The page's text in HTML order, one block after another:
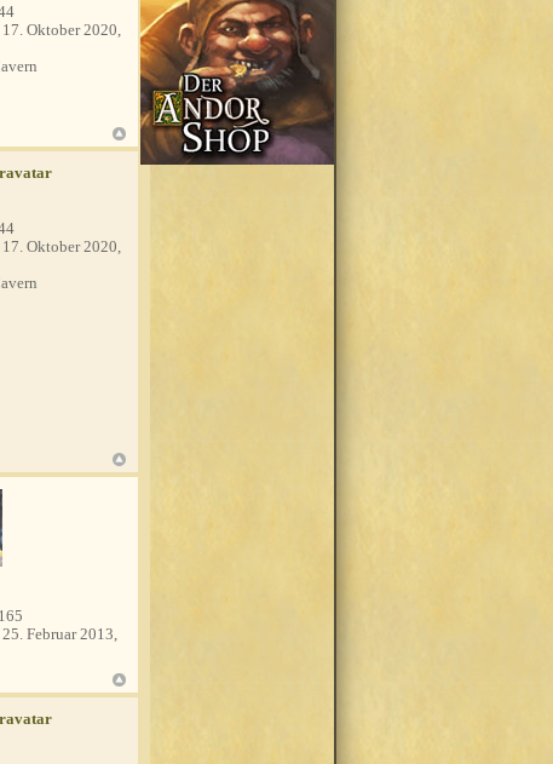
17. Oktober 2020,
17. Oktober 2020,
25. Februar 2013,